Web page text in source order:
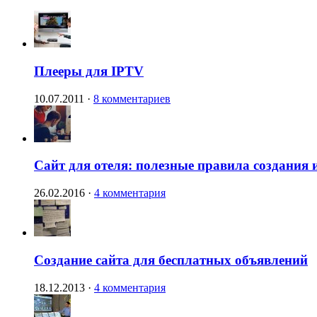
Плееры для IPTV
10.07.2011 · 8 комментариев
Сайт для отеля: полезные правила создания
26.02.2016 · 4 комментария
Создание сайта для бесплатных объявлений
18.12.2013 · 4 комментария